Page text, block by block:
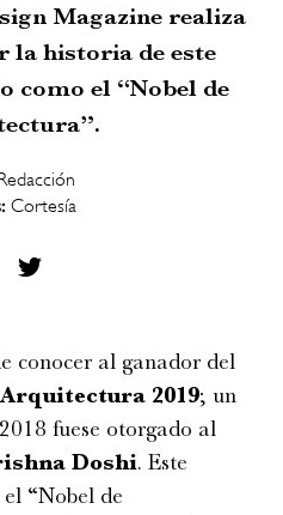
Magazine realiza
historia de este
como el “Nobel de
Cortesía
conocer al ganador del
2019; un
fuese otorgado al
Doshi. Este
“Nobel de